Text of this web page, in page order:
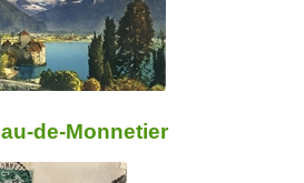
de-Monnetier